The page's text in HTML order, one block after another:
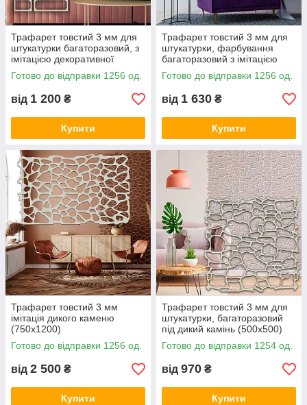
Трафарет товстий 3 мм для
штукатурки багаторазовий, з
імітацією декоративної
кладки заокруглені кути
(350х1000)
Готово до відправки 1256 од.
від 1 200 ₴
Купити
Трафарет товстий 3 мм для
штукатурки, фарбування
багаторазовий з імітацією
кладки цегли (470х1000)
Готово до відправки 1256 од.
від 1 630 ₴
Купити
Трафарет товстий 3 мм
імітація дикого каменю
(750х1200)
Готово до відправки 1256 од.
від 2 500 ₴
Купити
Трафарет товстий 3 мм для
штукатурки, багаторазовий
під дикий камінь (500х500)
Готово до відправки 1254 од.
від 970 ₴
Купити